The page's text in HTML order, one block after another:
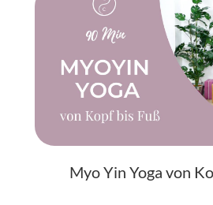
Myo Yin Yoga von